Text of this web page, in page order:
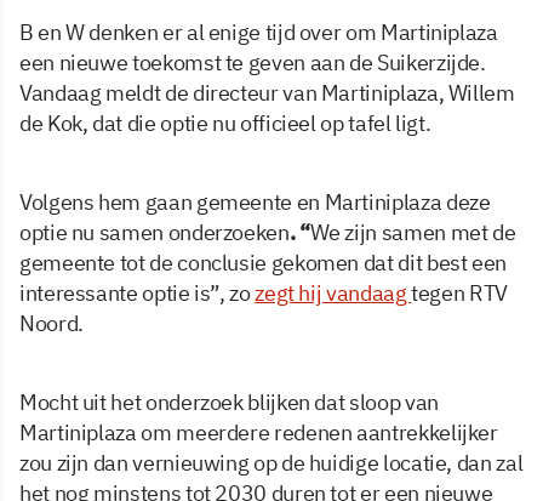
B en W denken er al enige tijd over om Martiniplaza
een nieuwe toekomst te geven aan de Suikerzijde.
Vandaag meldt de directeur van Martiniplaza, Willem
de Kok, dat die optie nu officieel op tafel ligt.
Volgens hem gaan gemeente en Martiniplaza deze
optie nu samen onderzoeken. “We zijn samen met de
gemeente tot de conclusie gekomen dat dit best een
interessante optie is”, zozegt hij vandaagtegen RTV
Noord.
Mocht uit het onderzoek blijken dat sloop van
Martiniplaza om meerdere redenen aantrekkelijker
zou zijn dan vernieuwing op de huidige locatie, dan zal
het nog minstens tot 2030 duren tot er een nieuwe